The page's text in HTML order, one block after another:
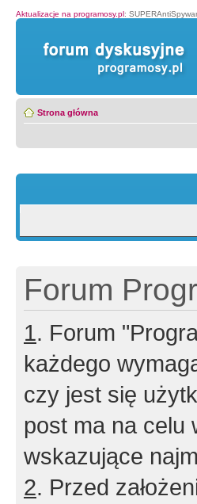
Aktualizacje na programosy.pl:
Strona główna
Forum
1. Forum
każdego
czy jest się
post ma na celu
wskazujące
2. Przed